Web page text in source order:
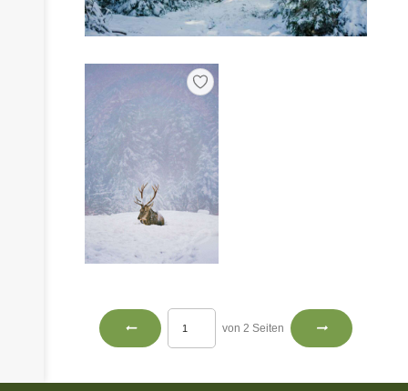
von 2 Seiten